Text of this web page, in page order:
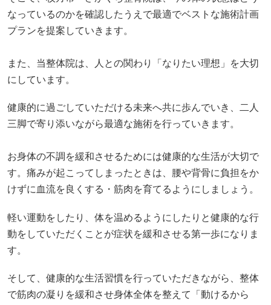
健康的に過ごしていただける未来へ共に歩んでいき、二人
三脚で寄り添いながら最適な施術を行っていきます。
お身体の不調を緩和させるためには健康的な生活が大切で
す。痛みが起こってしまったときは、腰や背骨に負担をか
けずに血流を良くする・筋肉を育てるようにしましょう。
軽い運動をしたり、体を温めるようにしたりと健康的な行
す。
そして、健康的な生活習慣を行っていただきながら、整体
だ」にしていくことが大切で当院の使命です。
また、枚方・さかぐち整骨院は、高い技術力と豊富な実績
がある痛みにお悩みの方にもおすすめできる整体院・整骨
院です。